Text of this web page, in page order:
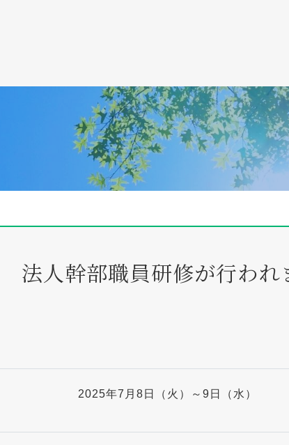
人幹部職員研修が行われ
2025年7月8日（火）～9日（水）